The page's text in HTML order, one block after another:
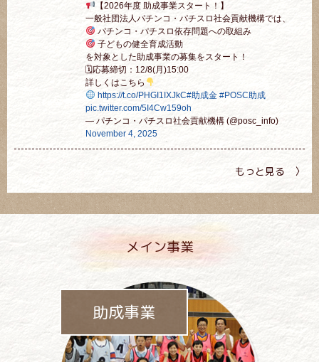
【2026年度 助成事業スタート！】
一般社団法人パチンコ・パチスロ社会貢献機構では、
パチンコ・パチスロ依存問題への取組み
子どもの健全育成活動
を対象とした助成事業の募集をスタート！
🗓応募締切：12/8(月)15:00
詳しくはこちら
https://t.co/PHGI1IXJkC#助成金 #POSC助成
pic.twitter.com/5I4Cw159oh
— パチンコ・パチスロ社会貢献機構 (@posc_info)
November 4, 2025
もっと見る 〉
メイン事業
助成事業